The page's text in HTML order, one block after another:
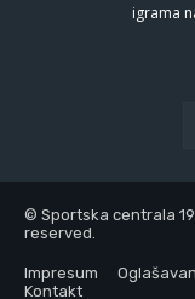
igrama
© Sportska centrala
reserved.
Impresum
Kontakt